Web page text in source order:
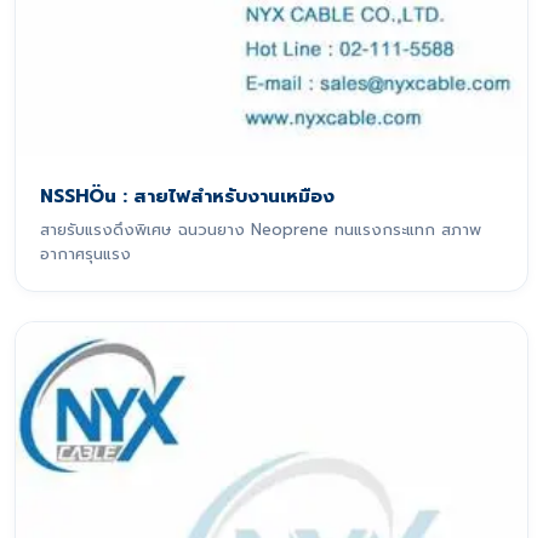
NSSHÖu : สายไฟสำหรับงานเหมือง
สายรับแรงดึงพิเศษ ฉนวนยาง Neoprene ทนแรงกระแทก สภาพ
อากาศรุนแรง